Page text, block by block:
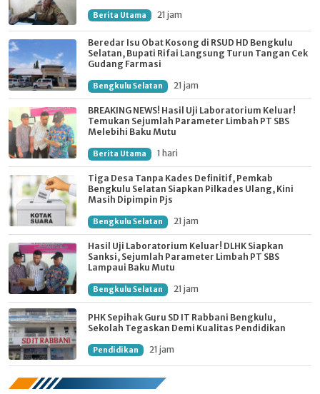
Berita Utama 21 jam
Beredar Isu Obat Kosong di RSUD HD Bengkulu
Selatan, Bupati Rifai Langsung Turun Tangan Cek
Gudang Farmasi
Bengkulu Selatan 21 jam
BREAKING NEWS! Hasil Uji Laboratorium Keluar!
Temukan Sejumlah Parameter Limbah PT SBS
Melebihi Baku Mutu
Berita Utama 1 hari
Tiga Desa Tanpa Kades Definitif, Pemkab
Bengkulu Selatan Siapkan Pilkades Ulang, Kini
Masih Dipimpin Pjs
Bengkulu Selatan 21 jam
Hasil Uji Laboratorium Keluar! DLHK Siapkan
Sanksi, Sejumlah Parameter Limbah PT SBS
Lampaui Baku Mutu
Bengkulu Selatan 21 jam
PHK Sepihak Guru SD IT Rabbani Bengkulu,
Sekolah Tegaskan Demi Kualitas Pendidikan
Pendidikan 21 jam